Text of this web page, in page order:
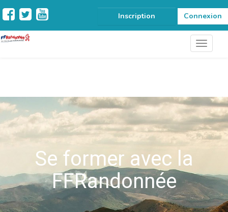
Inscription Connexion
Se former avec la
FFRandonnée